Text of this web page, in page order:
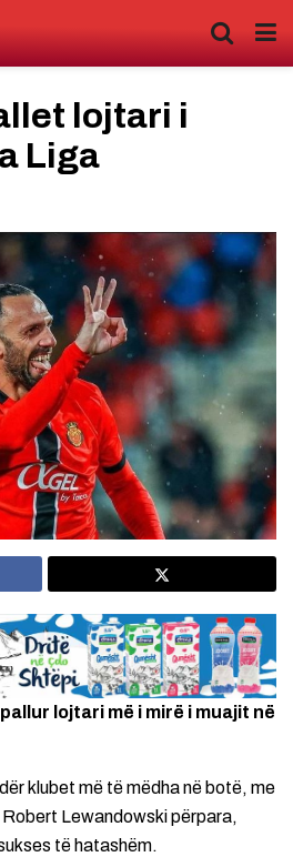
lojtari i
Liga
lojtari më i mirë i muajit në
klubet më të mëdha në botë, me
Lewandowski përpara,
të hatashëm.